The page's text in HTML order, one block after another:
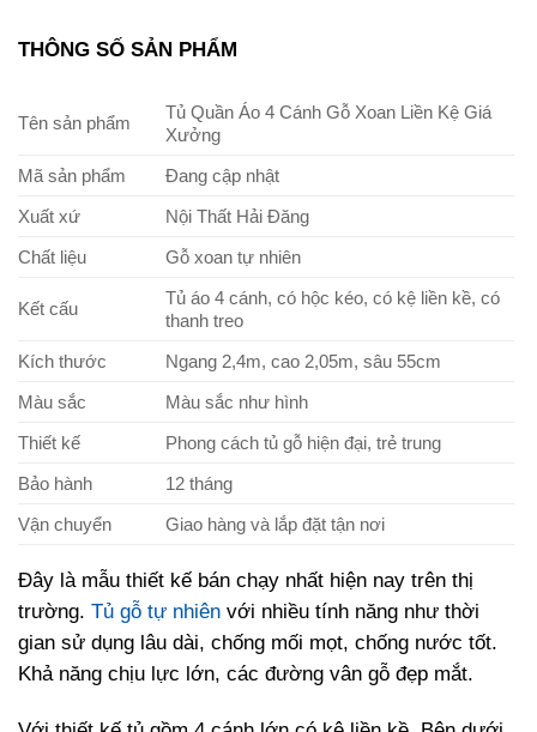
THÔNG SỐ SẢN PHẨM
Tên sản phẩm
Tủ Quần Áo 4 Cánh Gỗ Xoan Liền Kệ Giá
Xưởng
Mã sản phẩm
Đang cập nhật
Xuất xứ
Nội Thất Hải Đăng
Chất liệu
Gỗ xoan tự nhiên
Kết cấu
Tủ áo 4 cánh, có hộc kéo, có kệ liền kề, có
thanh treo
Kích thước
Ngang 2,4m, cao 2,05m, sâu 55cm
Màu sắc
Màu sắc như hình
Thiết kế
Phong cách tủ gỗ hiện đại, trẻ trung
Bảo hành
12 tháng
Vận chuyển
Giao hàng và lắp đặt tận nơi
Đây là mẫu thiết kế bán chạy nhất hiện nay trên thị
trường. Tủ gỗ tự nhiên với nhiều tính năng như thời
gian sử dụng lâu dài, chống mối mọt, chống nước tốt.
Khả năng chịu lực lớn, các đường vân gỗ đẹp mắt.